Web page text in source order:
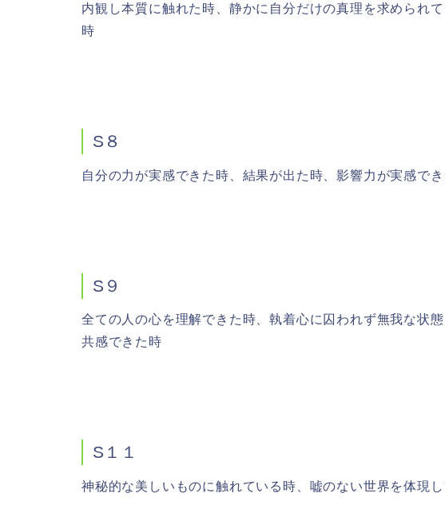
内観し本質に触れた時、静かに自分だけの真理を求められ
時
S８
自分の力が実感できた時、結果が出た時、影響力が実感で
S９
全ての人の心を理解できた時、執着心に囚われず無我な状
共感できた時
S１１
神秘的な美しいものに触れている時、嘘のない世界を体現